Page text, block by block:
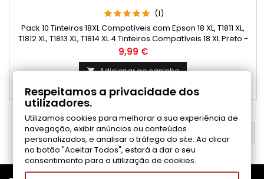
(1)
Pack 10 Tinteiros 18XL Compatíveis com Epson 18 XL, T1811 XL,
T1812 XL, T1813 XL, T1814 XL 4 Tinteiros Compatíveis 18 XL Preto -
Capacidade: 17 ml 2 Tinteiros Compatíveis 18 XL Ciano -
Capacidade: 13 ml 2 Tinteiros Compatíveis 18 XL Magenta -
Capacidade: 13 ml 2 Tinteiro Compatíveis 18 XL Amarelo -
Preço
9,99 €
 Adicionar ao carrinho
Disponível
VOLTAR AO TOPO
Respeitamos a privacidade dos
utilizadores.
Utilizamos cookies para melhorar a sua experiência de
navegação, exibir anúncios ou conteúdos
personalizados, e analisar o tráfego do site. Ao clicar
no botão "Aceitar Todos", estará a dar o seu
consentimento para a utilização de cookies.